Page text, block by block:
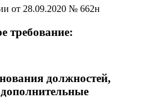
от 28.09.2020 № 662н
требование:
должностей,